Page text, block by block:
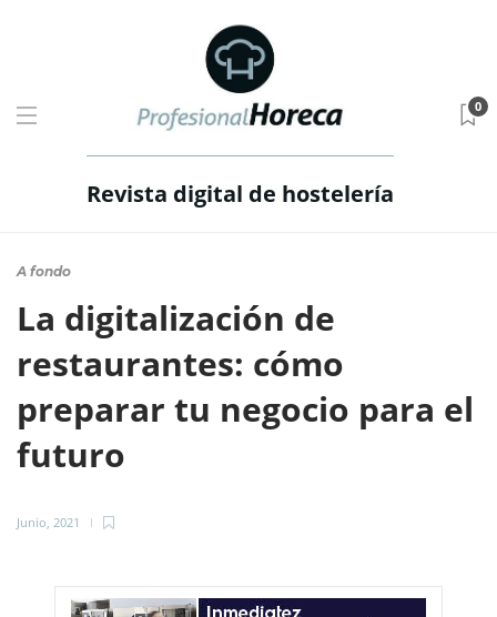
Revista digital de hostelería
0
A fondo
La digitalización de
restaurantes: cómo
preparar tu negocio para el
futuro
Junio, 2021